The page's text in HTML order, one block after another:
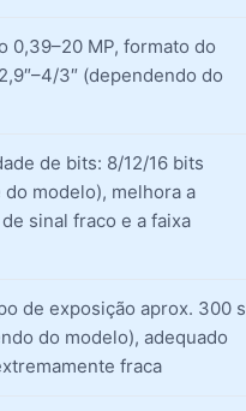
0,39–20 MP, formato do
3″ (dependendo do
de bits: 8/12/16 bits
do modelo), melhora a
sinal fraco e a faixa
de exposição aprox. 300 s
do modelo), adequado
fraca